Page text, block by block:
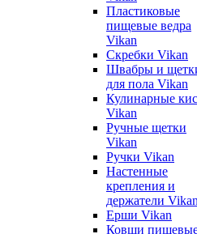
Пластиковые
пищевые ведра
Vikan
Скребки Vikan
Швабры и
для пола Vikan
Кулинарные
Vikan
Ручные щетки
Vikan
Ручки Vikan
Настенные
крепления и
держатели Vikan
Ерши Vikan
Ковши